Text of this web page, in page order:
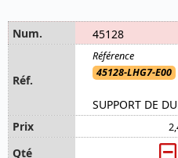
45128
45128-LHG7-E00
SUPPORT DE